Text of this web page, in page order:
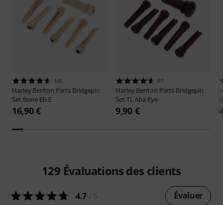
165
Harley Benton Parts Bridgepin
Set Bone Eb E
16,90 €
67
Harley Benton Parts Bridgepin
Set TL Aba Eye
9,90 €
129 Évaluations des clients
4.7 Évaluer